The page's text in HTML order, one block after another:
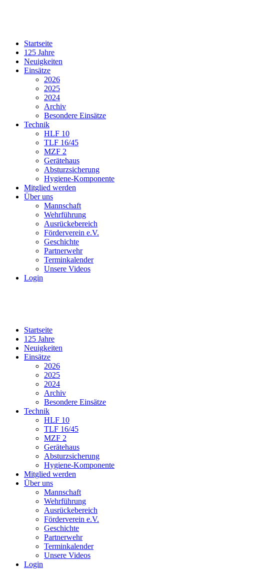
Startseite
125 Jahre
Neuigkeiten
Einsätze
2026
2025
2024
Archiv
Besondere Einsätze
Technik
HLF 10
TLF 16/45
MZF 2
Gerätehaus
Absturzsicherung
Hygiene-Komponente
Mitglied werden
Über uns
Mannschaft
Wehrführung
Ausrückebereich
Förderverein e.V.
Geschichte
Partnerwehr
Terminkalender
Unsere Videos
Login
Startseite
125 Jahre
Neuigkeiten
Einsätze
2026
2025
2024
Archiv
Besondere Einsätze
Technik
HLF 10
TLF 16/45
MZF 2
Gerätehaus
Absturzsicherung
Hygiene-Komponente
Mitglied werden
Über uns
Mannschaft
Wehrführung
Ausrückebereich
Förderverein e.V.
Geschichte
Partnerwehr
Terminkalender
Unsere Videos
Login